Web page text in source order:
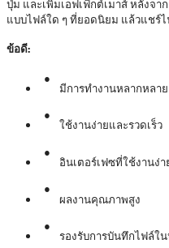
ปุ่ม และเพิ่มเอฟเฟ็กต์เมาส์ หลังจ
แบบไฟล์ใด ๆ ที่ยอดนิยม แล้วแชร์
ข้อดี:
มีการทำงานหลากหลาย
ใช้งานง่ายและรวดเร็ว
อินเตอร์เฟซที่ใช้งานง่า
ผลงานคุณภาพสูง
รองรับการบันทึกไฟล์ใ